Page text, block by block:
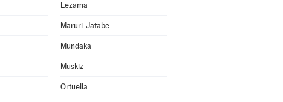
Lezama
Maruri-Jatabe
Mundaka
Muskiz
Ortuella